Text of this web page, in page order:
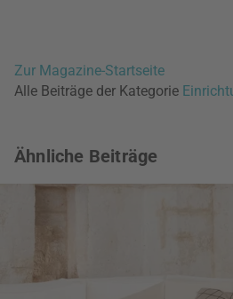
Zur Magazine-Startseite
Alle Beiträge der Kategorie
Ähnliche Beiträge